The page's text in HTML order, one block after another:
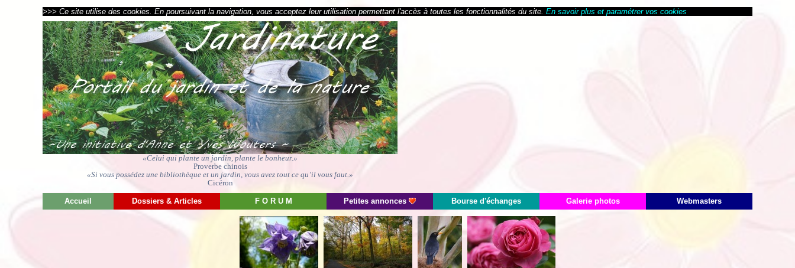
>>> Ce site utilise des cookies. En poursuivant la navigation, vous acceptez leur utilisation permettant l'accès à toutes les fonctionnalités du site. En savoir plus et paramétrer vos cookies
«Celui qui plante un jardin, plante le bonheur.»
Proverbe chinois
«Si vous possédez une bibliothèque et un jardin, vous avez tout ce qu’il vous faut.»
Cicéron
Accueil Dossiers & Articles F O R U M Petites annonces Bourse d'échanges Galerie photos Webmasters